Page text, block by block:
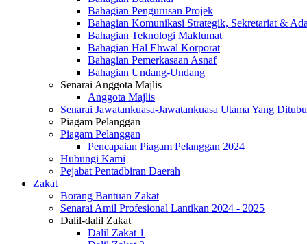
Bahagian Pengurusan Projek
Bahagian Komunikasi Strategik, Sekretariat &
Bahagian Teknologi Maklumat
Bahagian Hal Ehwal Korporat
Bahagian Pemerkasaan Asnaf
Bahagian Undang-Undang
Senarai Anggota Majlis
Anggota Majlis
Senarai Jawatankuasa-Jawatankuasa Utama Yang
Piagam Pelanggan
Piagam Pelanggan
Pencapaian Piagam Pelanggan 2024
Hubungi Kami
Pejabat Pentadbiran Daerah
Zakat
Borang Bantuan Zakat
Senarai Amil Profesional Lantikan 2024 - 2025
Dalil-dalil Zakat
Dalil Zakat 1